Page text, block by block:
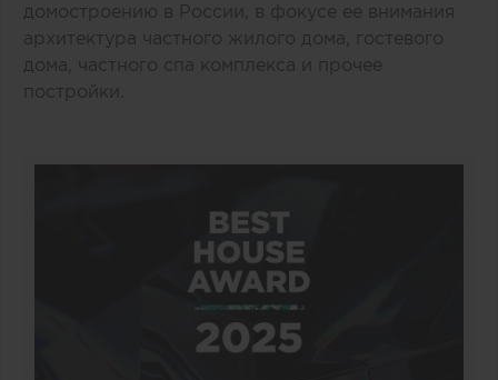
домостроению в России, в фокусе ее внимания
архитектура частного жилого дома, гостевого
дома, частного спа комплекса и прочее
постройки.